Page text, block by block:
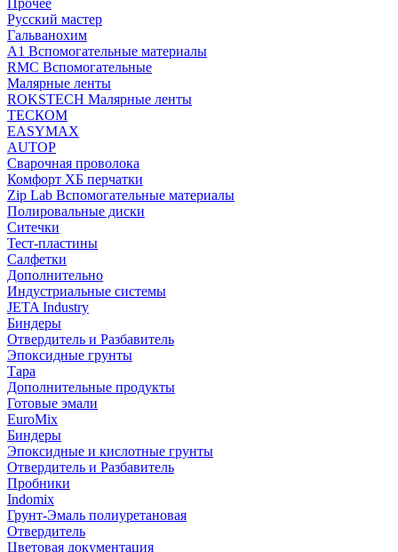
Прочее
Русский мастер
Гальванохим
А1 Вспомогательные материалы
RMC Вспомогательные
Малярные ленты
ROKSTECH Малярные ленты
ТЕСКОМ
EASYMAX
AUTOP
Сварочная проволока
Комфорт ХБ перчатки
Zip Lab Вспомогательные материалы
Полировальные диски
Ситечки
Тест-пластины
Салфетки
Дополнительно
Индустриальные системы
JETA Industry
Биндеры
Отвердитель и Разбавитель
Эпоксидные грунты
Тара
Дополнительные продукты
Готовые эмали
EuroMix
Биндеры
Эпоксидные и кислотные грунты
Отвердитель и Разбавитель
Пробники
Indomix
Грунт-Эмаль полиуретановая
Отвердитель
Цветовая документация